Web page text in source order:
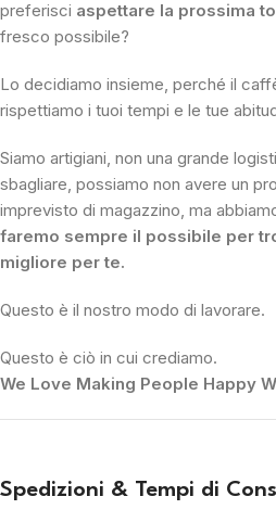
preferisci aspettare la prossima
fresco possibile?
Lo decidiamo insieme, perché il
rispettiamo i tuoi tempi e le tue
Siamo artigiani, non una grande
sbagliare, possiamo non avere un
imprevisto di magazzino, ma
faremo sempre il possibile per
migliore per te.
Questo è il nostro modo di lavorare.
Questo è ciò in cui crediamo.
We Love Making People Happy
Spedizioni & Tempi di